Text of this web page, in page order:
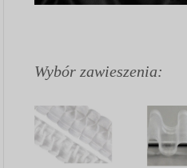
Wybór zawieszenia: